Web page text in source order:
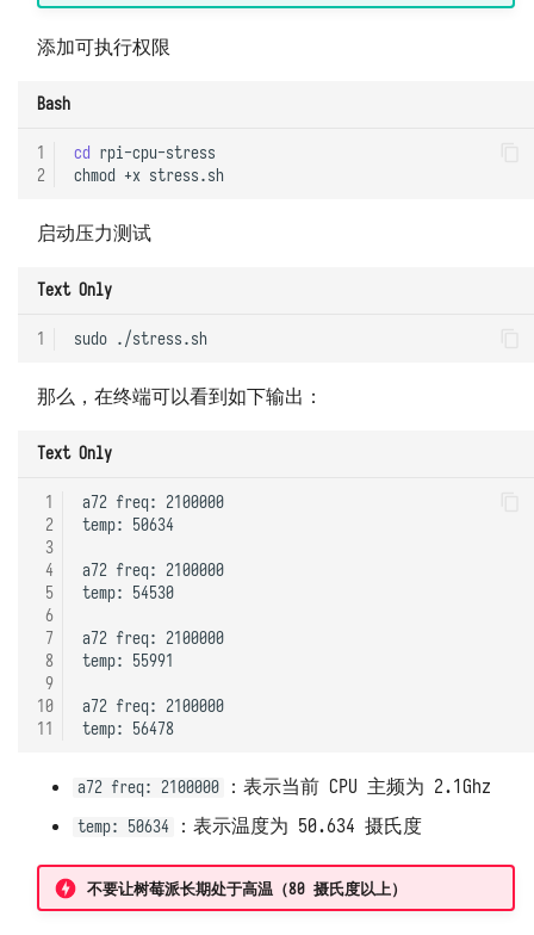
添加可执行权限
Bash
1
2
cd rpi-cpu-stress
chmod +x
启动压力测试
Text Only
1
那么，在终端可以看到如下输出：
Text Only
1
2
3
4
5
6
7
8
9
10
11
a72 freq: 2100000
temp: 50634
a72 freq: 2100000
temp: 54530
a72 freq: 2100000
temp: 55991
a72 freq: 2100000
a72 freq: 2100000 ：表示当前 CPU 主频为 2.1Ghz
temp: 50634 ：表示温度为 50.634 摄氏度
不要让树莓派长期处于高温（80 摄氏度以上）